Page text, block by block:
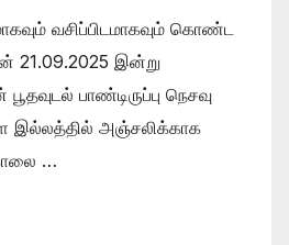
வசிப்பிடமாகவும் கொண்ட
21.09.2025 இன்று
பாண்டிருப்பு நெசவு
இல்லத்தில் அஞ்சலிக்காக
…